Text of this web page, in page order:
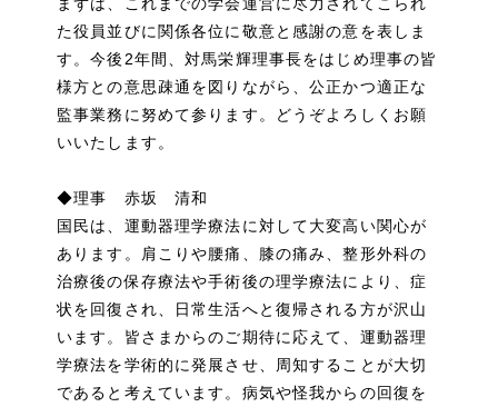
まずは、これまでの学会運営に尽力されてこられ
た役員並びに関係各位に敬意と感謝の意を表しま
す。今後2年間、対馬栄輝理事長をはじめ理事の皆
様方との意思疎通を図りながら、公正かつ適正な
監事業務に努めて参ります。どうぞよろしくお願
いいたします。
◆理事 赤坂 清和
国民は、運動器理学療法に対して大変高い関心が
あります。肩こりや腰痛、膝の痛み、整形外科の
治療後の保存療法や手術後の理学療法により、症
状を回復され、日常生活へと復帰される方が沢山
います。皆さまからのご期待に応えて、運動器理
学療法を学術的に発展させ、周知することが大切
であると考えています。病気や怪我からの回復を